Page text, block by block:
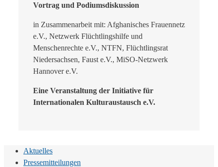
Vortrag und Podiumsdiskussion
in Zusammenarbeit mit: Afghanisches Frauennetz
e.V., Netzwerk Flüchtlingshilfe und
Menschenrechte e.V., NTFN, Flüchtlingsrat
Niedersachsen, Faust e.V., MiSO-Netzwerk
Hannover e.V.
Eine Veranstaltung der Initiative für
Internationalen Kulturaustausch e.V.
Aktuelles
Pressemitteilungen